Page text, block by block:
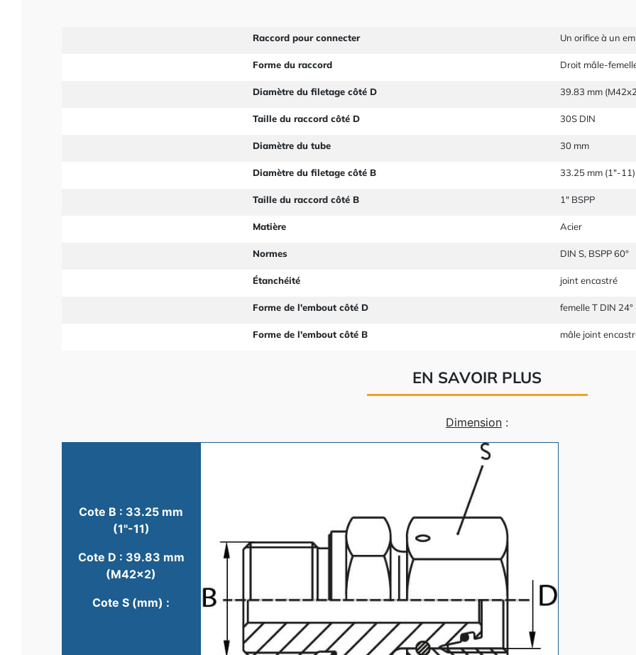
Raccord pour connecter Un orifice à un
Forme du raccord Droit mâle-
Diamètre du filetage côté D 39.83 mm
Taille du raccord côté D 30S DIN
Diamètre du tube 30 mm
Diamètre du filetage côté B 33.25 mm (1"-11)
Taille du raccord côté B 1" BSPP
Matière Acier
Normes DIN S, BSPP 60°
Étanchéité joint encastré
Forme de l'embout côté D femelle T DIN 24°
Forme de l'embout côté B mâle joint
EN SAVOIR PLUS
Dimension :
Cote B : 33.25 mm
(1"-11)
Cote D : 39.83 mm
(M42x2)
Cote S (mm) :